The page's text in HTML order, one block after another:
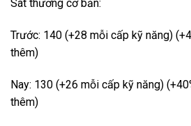
Sát thương cơ bản:
Trước: 140 (+28 mỗi cấp kỹ năng)
thêm)
Nay: 130 (+26 mỗi cấp kỹ năng)
thêm)